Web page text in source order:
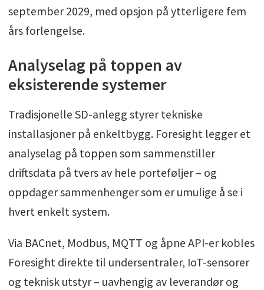
september 2029, med opsjon på ytterligere fem
års forlengelse.
Analyselag på toppen av
eksisterende systemer
Tradisjonelle SD-anlegg styrer tekniske
installasjoner på enkeltbygg. Foresight legger et
analyselag på toppen som sammenstiller
driftsdata på tvers av hele porteføljer – og
oppdager sammenhenger som er umulige å se i
hvert enkelt system.
Via BACnet, Modbus, MQTT og åpne API-er kobles
Foresight direkte til undersentraler, IoT-sensorer
og teknisk utstyr – uavhengig av leverandør og